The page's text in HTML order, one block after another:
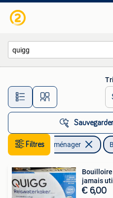
Toutes
Filtres
Electroménager
Bouilloire
jamais
€ 6,00